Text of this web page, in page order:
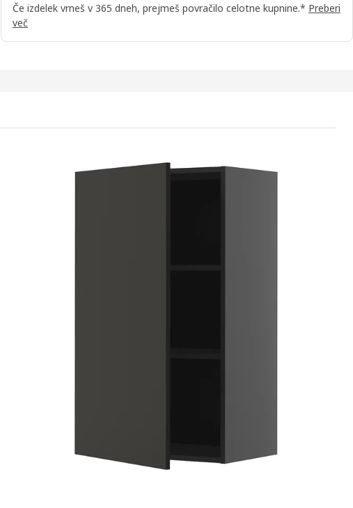
Če izdelek vrneš v 365 dneh, prejmeš povračilo celotne kupnine.* Preberi
več